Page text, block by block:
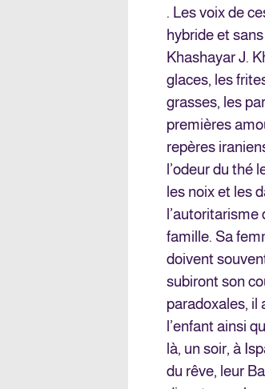
. Les voix de
hybride et
Khashayar J.
glaces, les
grasses, les
premières
repères
l’odeur du thé
les noix et les
famille. Sa
doivent
subiront son
paradoxales, il
l’enfant ainsi
là, un soir, à
du rêve, leur